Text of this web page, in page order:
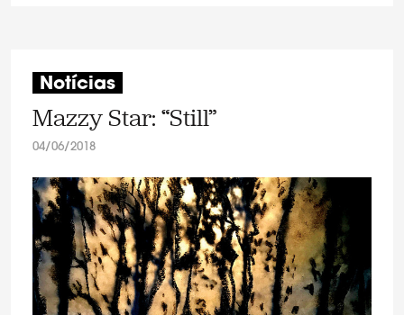
Notícias
Mazzy Star: “Still”
04/06/2018